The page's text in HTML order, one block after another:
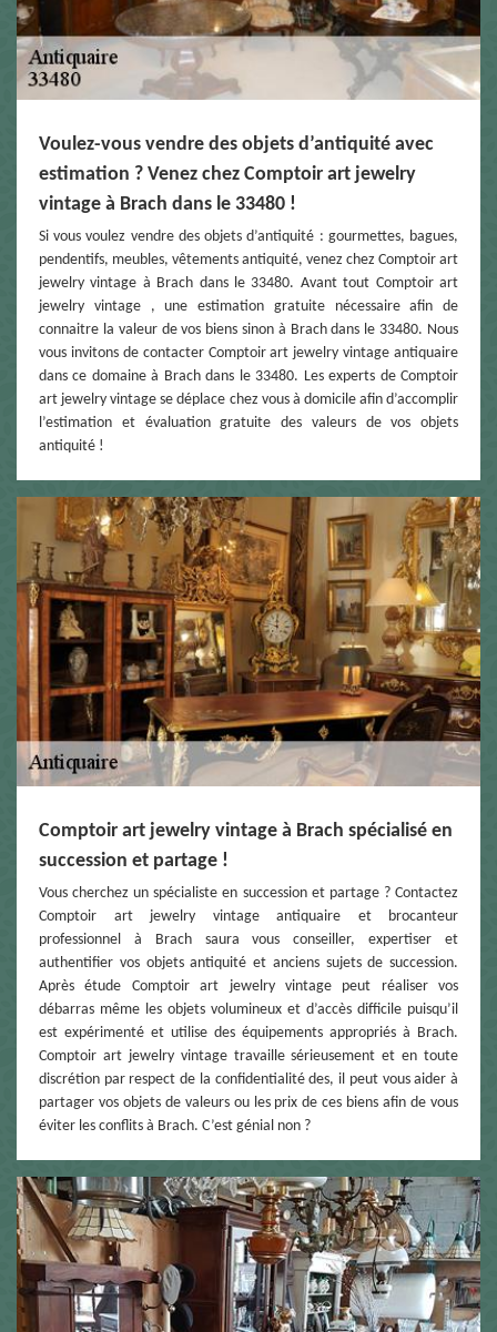
Voulez-vous vendre des objets d’antiquité avec
estimation ? Venez chez Comptoir art jewelry
vintage à Brach dans le 33480 !
Si vous voulez vendre des objets d’antiquité : gourmettes, bagues,
pendentifs, meubles, vêtements antiquité, venez chez Comptoir art
jewelry vintage à Brach dans le 33480. Avant tout Comptoir art
jewelry vintage , une estimation gratuite nécessaire afin de
connaitre la valeur de vos biens sinon à Brach dans le 33480. Nous
vous invitons de contacter Comptoir art jewelry vintage antiquaire
dans ce domaine à Brach dans le 33480. Les experts de Comptoir
art jewelry vintage se déplace chez vous à domicile afin d’accomplir
l’estimation et évaluation gratuite des valeurs de vos objets
antiquité !
Comptoir art jewelry vintage à Brach spécialisé en
succession et partage !
Vous cherchez un spécialiste en succession et partage ? Contactez
Comptoir art jewelry vintage antiquaire et brocanteur
professionnel à Brach saura vous conseiller, expertiser et
authentifier vos objets antiquité et anciens sujets de succession.
Après étude Comptoir art jewelry vintage peut réaliser vos
débarras même les objets volumineux et d’accès difficile puisqu’il
est expérimenté et utilise des équipements appropriés à Brach.
Comptoir art jewelry vintage travaille sérieusement et en toute
discrétion par respect de la confidentialité des, il peut vous aider à
partager vos objets de valeurs ou les prix de ces biens afin de vous
éviter les conflits à Brach. C’est génial non ?